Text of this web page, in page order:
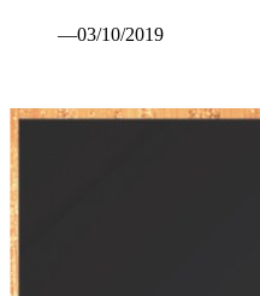
—03/10/2019